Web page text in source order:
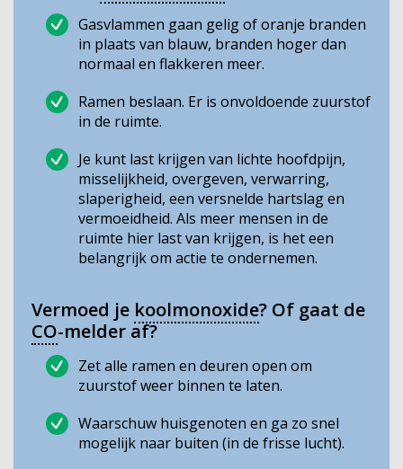
Gasvlammen gaan gelig of oranje branden
in plaats van blauw, branden hoger dan
normaal en flakkeren meer.
Ramen beslaan. Er is onvoldoende zuurstof
in de ruimte.
Je kunt last krijgen van lichte hoofdpijn,
misselijkheid, overgeven, verwarring,
slaperigheid, een versnelde hartslag en
vermoeidheid. Als meer mensen in de
ruimte hier last van krijgen, is het een
belangrijk om actie te ondernemen.
Vermoed je koolmonoxide? Of gaat de
CO-melder af?
Zet alle ramen en deuren open om
zuurstof weer binnen te laten.
Waarschuw huisgenoten en ga zo snel
mogelijk naar buiten (in de frisse lucht).